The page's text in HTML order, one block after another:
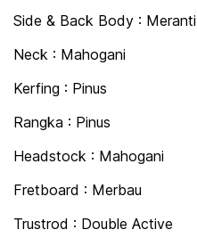
Side & Back Body : Meranti
Neck : Mahogani
Kerfing : Pinus
Rangka : Pinus
Headstock : Mahogani
Fretboard : Merbau
Trustrod : Double Active